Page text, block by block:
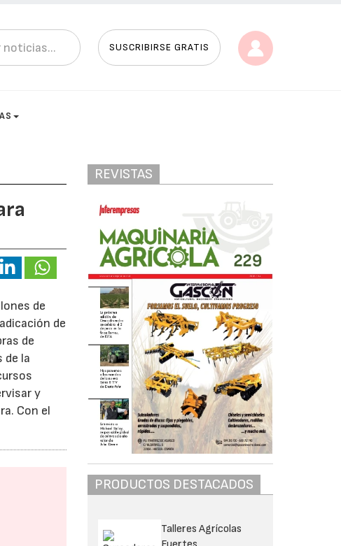
SUSCRIBIRSE GRATIS
de
de
de
la
y
Con el
REVISTAS
PRODUCTOS DESTACADOS
Talleres Agrícolas